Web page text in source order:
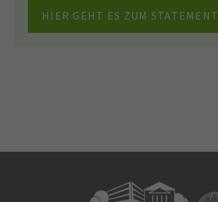
HIER GEHT ES ZUM STATEMENT